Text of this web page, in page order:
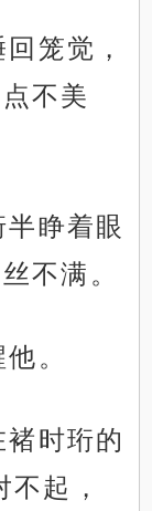
笼觉，
不美
睁着眼
不满。
。
时珩的
起，